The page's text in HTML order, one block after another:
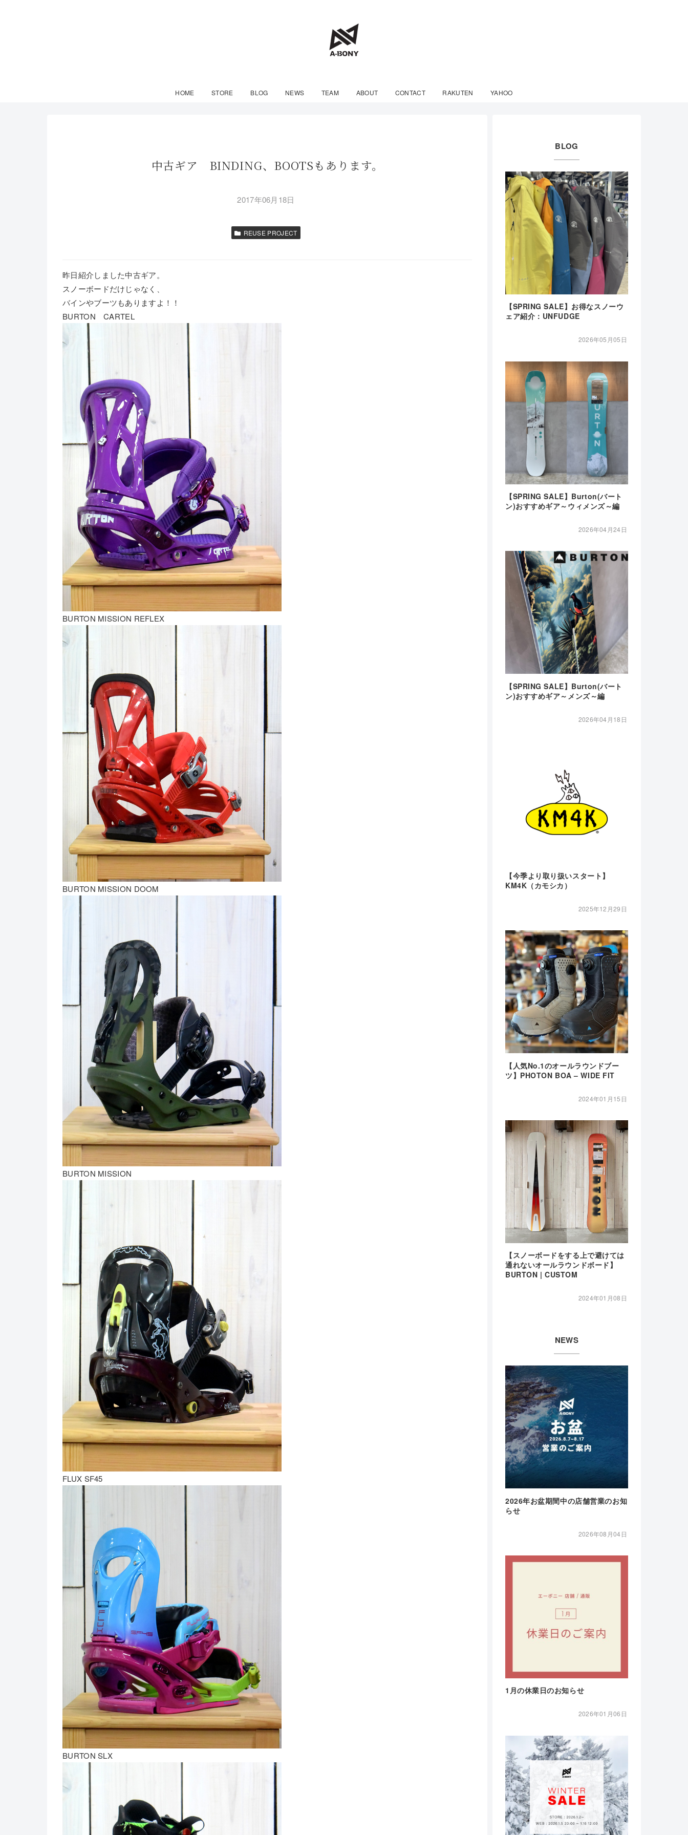
HOME STORE BLOG NEWS TEAM ABOUT CONTACT RAKUTEN YAHOO
中古ギア BINDING、BOOTSもあります。
2017年06月18日
REUSE PROJECT
昨日紹介しました中古ギア。
スノーボードだけじゃなく、
バインやブーツもありますよ！！
BURTON CARTEL
BURTON MISSION REFLEX
BURTON MISSION DOOM
BURTON MISSION
FLUX SF45
BURTON SLX
BLOG
【SPRING SALE】お得なスノーウ
ェア紹介：UNFUDGE
2026年05月05日
【SPRING SALE】Burton(バート
ン)おすすめギア～ウィメンズ～編
2026年04月24日
【SPRING SALE】Burton(バート
ン)おすすめギア～メンズ～編
2026年04月18日
【今季より取り扱いスタート】
KM4K（カモシカ）
2025年12月29日
【人気No.1のオールラウンドブー
ツ】PHOTON BOA – WIDE FIT
2024年01月15日
【スノーボードをする上で避けては
通れないオールラウンドボード】
BURTON | CUSTOM
2024年01月08日
NEWS
2026年お盆期間中の店舗営業のお知
らせ
2026年08月04日
1月の休業日のお知らせ
2026年01月06日